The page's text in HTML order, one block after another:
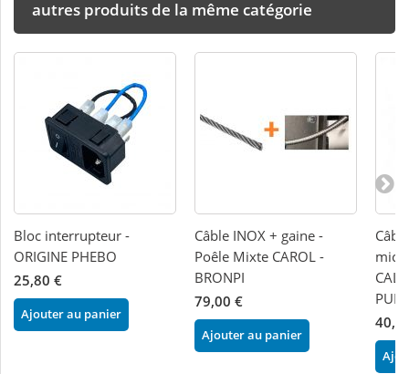
autres produits de la même catégorie
Bloc interrupteur -
ORIGINE PHEBO
25,80 €
Ajouter au panier
Câble INOX + gaine -
Poêle Mixte CAROL -
BRONPI
79,00 €
Ajouter au panier